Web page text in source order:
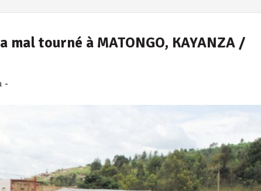
mal tourné à MATONGO, KAYANZA /
-